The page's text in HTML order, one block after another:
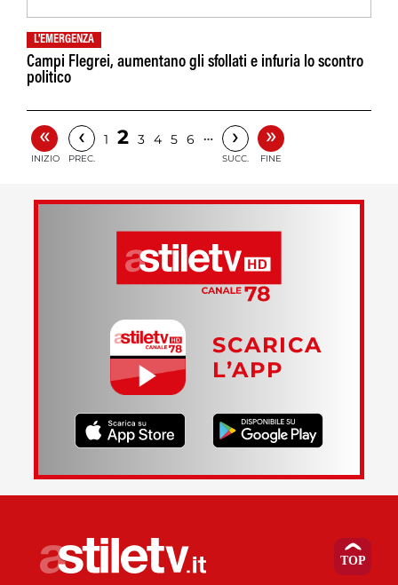
L'EMERGENZA
Campi Flegrei, aumentano gli sfollati e infuria lo scontro
politico
«
INIZIO
‹
PREC.
1 2 3 4 5 6 … ›
SUCC.
»
FINE
SCARICA
L’APP